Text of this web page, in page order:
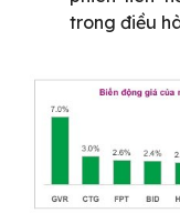
trong điều